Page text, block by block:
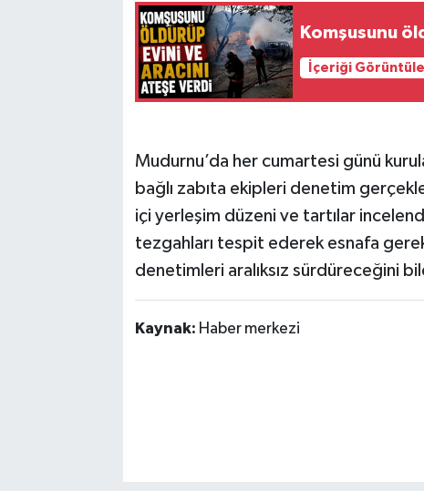
Komşusunu
İçeriği Görüntüle
Mudurnu’da her cumartesi günü
bağlı zabıta ekipleri denetim
içi yerleşim düzeni ve tartılar
tezgahları tespit ederek esnafa
denetimleri aralıksız sürdüreceğini
Kaynak: Haber merkezi